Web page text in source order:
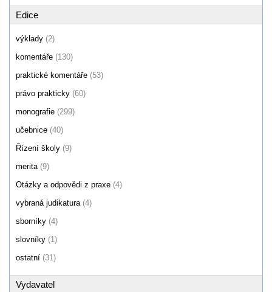
Edice
výklady (2)
komentáře (130)
praktické komentáře (53)
právo prakticky (60)
monografie (299)
učebnice (40)
Řízení školy (9)
merita (9)
Otázky a odpovědi z praxe (4)
vybraná judikatura (4)
sborníky (4)
slovníky (1)
ostatní (31)
Vydavatel